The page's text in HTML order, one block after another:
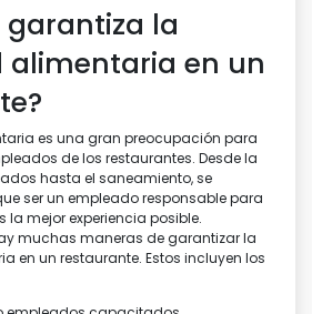
garantiza la
alimentaria en un
es una gran preocupación para
de los restaurantes. Desde la
hasta el saneamiento, se
ser un empleado responsable para
la mejor experiencia posible.
muchas maneras de garantizar la
en un restaurante. Estos incluyen los